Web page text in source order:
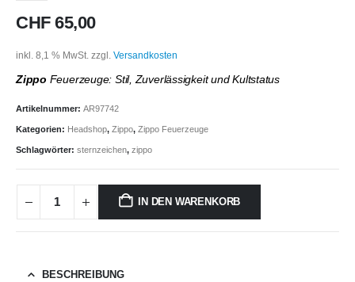
CHF65,00
inkl. 8,1 % MwSt. zzgl. Versandkosten
Zippo Feuerzeuge: Stil, Zuverlässigkeit und Kultstatus
Artikelnummer: AR97742
Kategorien: Headshop, Zippo, Zippo Feuerzeuge
Schlagwörter: sternzeichen, zippo
IN DEN WARENKORB
BESCHREIBUNG